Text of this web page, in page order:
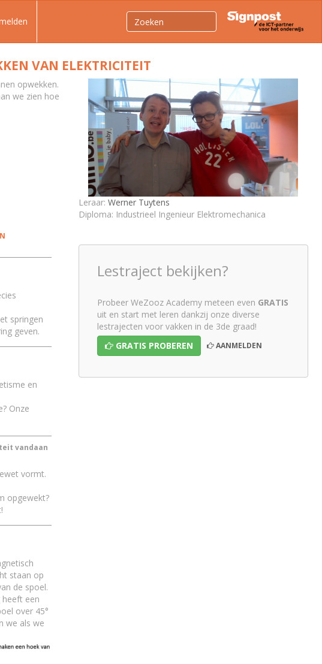
VAN ELEKTRICITEIT
Leraar: Werner Tuytens
Diploma: Industrieel Ingenieur Elektromechanica
Lestraject bekijken?
Probeer WeZooz Academy meteen even GRATIS
uit en start met leren dankzij onze diverse
lestrajecten voor vakken in de 3de graad!
GRATIS PROBEREN
AANMELDEN
opwekken.
we zien hoe
springen
geven.
en
Onze
vandaan
vormt.
opgewekt?
staan op
de spoel.
heeft een
over 45°
we als we